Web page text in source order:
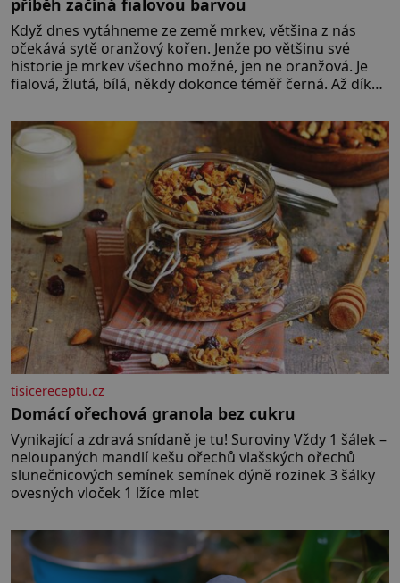
příběh začíná fialovou barvou
Když dnes vytáhneme ze země mrkev, většina z nás
očekává sytě oranžový kořen. Jenže po většinu své
historie je mrkev všechno možné, jen ne oranžová. Je
fialová, žlutá, bílá, někdy dokonce téměř černá. Až díky
bez které si českou zahradu ani nedokážeme
představit. Její příběh je
tisicereceptu.cz
Domácí ořechová granola bez cukru
Vynikající a zdravá snídaně je tu! Suroviny Vždy 1 šálek –
neloupaných mandlí kešu ořechů vlašských ořechů
slunečnicových semínek semínek dýně rozinek 3 šálky
ovesných vloček 1 lžíce mlet